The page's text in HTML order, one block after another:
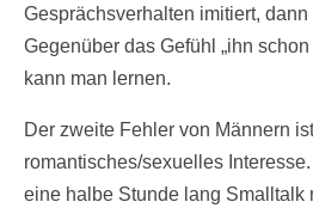
Gesprächsverhalten imitiert,
Gegenüber das Gefühl „ihn
kann man lernen.
Der zweite Fehler von Männern
romantisches/sexuelles
eine halbe Stunde lang Smalltalk